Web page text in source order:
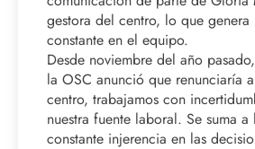
gestora del centro, lo que genera
constante en el equipo.
Desde noviembre del año
la OSC anunció que renunciaría
centro, trabajamos con
nuestra fuente laboral. Se suma
constante injerencia en las